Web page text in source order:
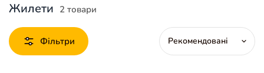
Жилети 2 товари
Фільтри